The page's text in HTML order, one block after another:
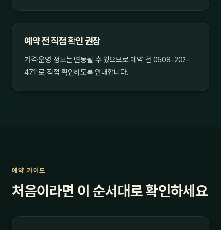
예약 전 직접 확인 권장
가격·운영 정보는 변동될 수 있으므로 예약 전 0508-202-
4711로 직접 확인하도록 안내합니다.
예약 가이드
처음이라면 이 순서대로 확인하세요